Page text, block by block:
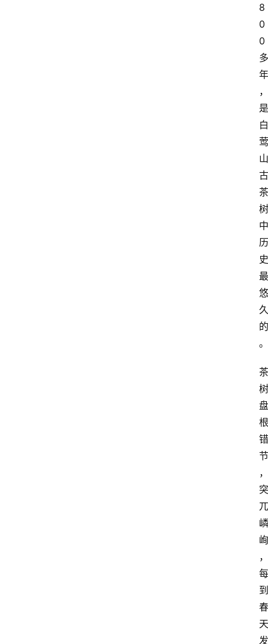
8
0
0
多
年
，
是
白
莺
山
古
茶
树
中
历
史
最
悠
久
的
。
茶
树
盘
根
错
节
，
突
兀
嶙
峋
，
每
到
春
天
发